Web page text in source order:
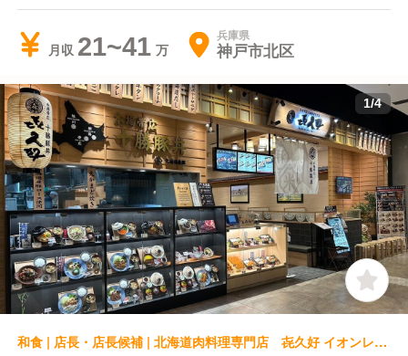
月収 21~41 兵庫県
神戸市北区
1/4
和食 | 店長・店長候補 | 北海道肉料理専門店 㐂久好 イオンレイクタウンmori店